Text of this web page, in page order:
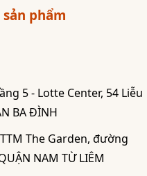
phẩm
5 - Lotte Center, 54 Liễu
BA ĐÌNH
The Garden, đường
NAM TỪ LIÊM